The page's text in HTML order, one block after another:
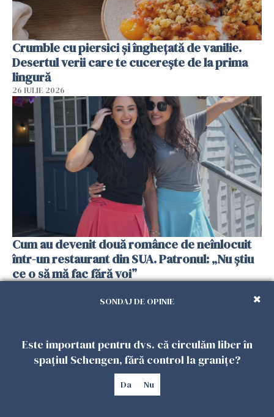
Crumble cu piersici și înghețată de vanilie.
Desertul verii care te cucerește de la prima
lingură
26 IULIE 2026
Cum au devenit două românce de neînlocuit
într-un restaurant din SUA. Patronul: „Nu știu
ce o să mă fac fără voi”
SONDAJ DE OPINIE
Este important pentru dvs. că circulăm liber în
spațiul Schengen, fără control la granițe?
Da Nu